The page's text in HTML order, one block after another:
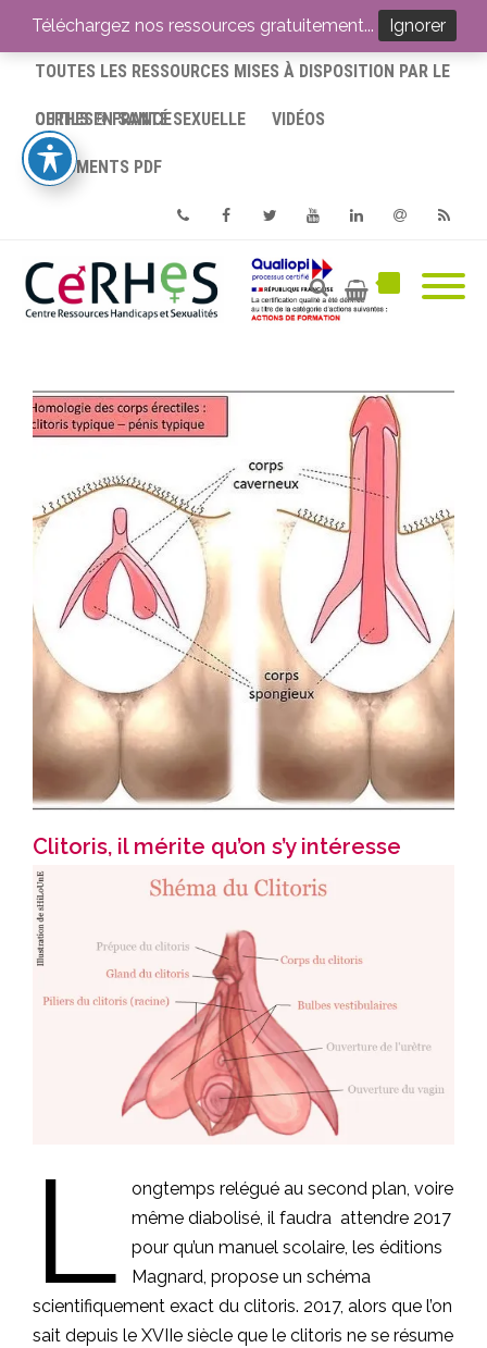
ACCUEIL
TOUTES LES RESSOURCES MISES À DISPOSITION PAR LE
CERHES® FRANCE
OUTILS EN SANTÉ SEXUELLE VIDÉOS
DOCUMENTS PDF
PhoneFacebookTwitterYoutube
Clitoris, il mérite qu’on s’y intéresse
L
ongtemps relégué au second plan, voire
même diabolisé, il faudra attendre 2017
pour qu’un manuel scolaire, les éditions
Magnard, propose un schéma
scientifiquement exact du clitoris. 2017, alors que l’on
sait depuis le XVIIe siècle que le clitoris ne se résume
Téléchargez nos ressources gratuitement... Ignorer